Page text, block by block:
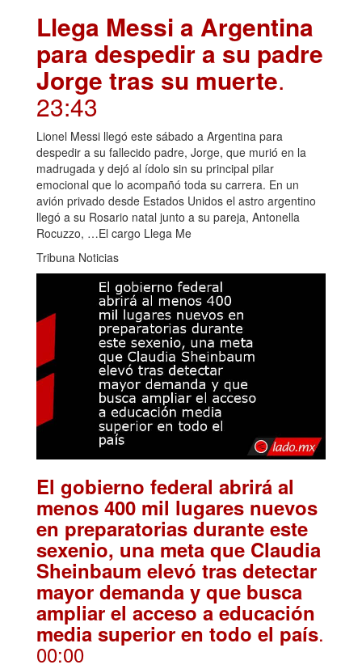
Llega Messi a Argentina
para despedir a su padre
Jorge tras su muerte.
23:43
Lionel Messi llegó este sábado a Argentina para
despedir a su fallecido padre, Jorge, que murió en la
madrugada y dejó al ídolo sin su principal pilar
emocional que lo acompañó toda su carrera. En un
avión privado desde Estados Unidos el astro argentino
llegó a su Rosario natal junto a su pareja, Antonella
Rocuzzo, …El cargo Llega Me
Tribuna Noticias
El gobierno federal abrirá al
menos 400 mil lugares nuevos
en preparatorias durante este
sexenio, una meta que Claudia
Sheinbaum elevó tras detectar
mayor demanda y que busca
ampliar el acceso a educación
media superior en todo el país.
00:00